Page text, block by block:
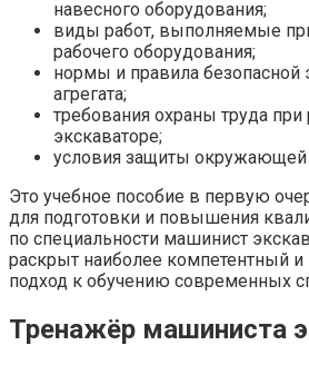
навесного оборудования;
виды работ, выполняемые
рабочего оборудования;
нормы и правила безопасной
агрегата;
требования охраны труда при
экскаваторе;
условия защиты
Это учебное пособие в первую
для подготовки и повышения
по специальности машинист
раскрыт наиболее компетентный
подход к обучению современных
Тренажёр машиниста